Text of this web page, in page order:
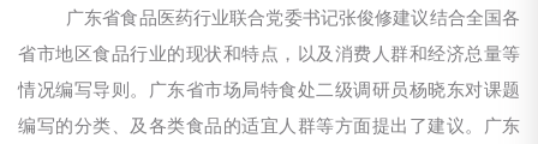
广东省食品医药行业联合党委书记张俊修建议结合全国各
省市地区食品行业的现状和特点，以及消费人群和经济总量等
情况编写导则。广东省市场局特食处二级调研员杨晓东对课题
编写的分类、及各类食品的适宜人群等方面提出了建议。广东